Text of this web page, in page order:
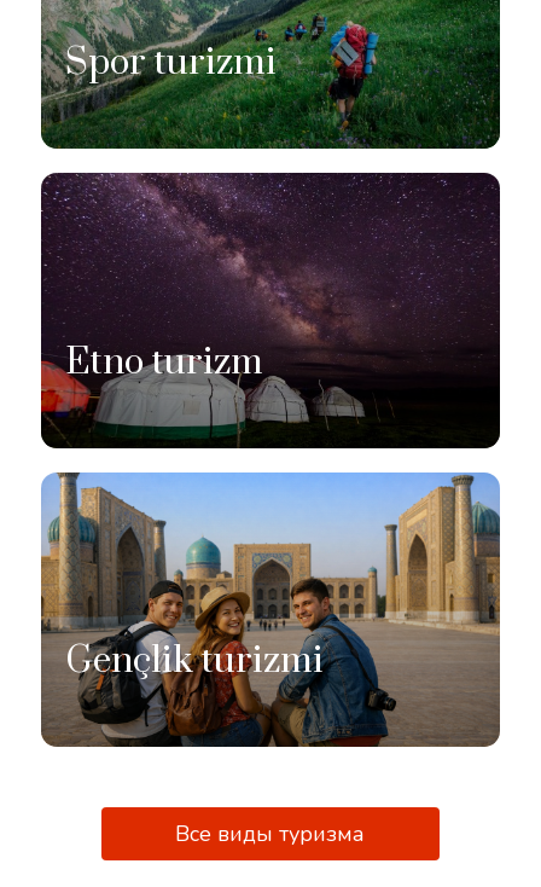
Spor turizmi
Etno turizm
Gençlik turizmi
Все виды туризма